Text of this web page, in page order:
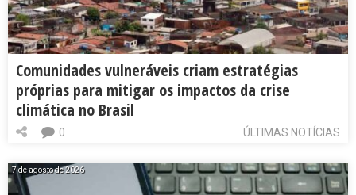
Comunidades vulneráveis criam estratégias
próprias para mitigar os impactos da crise
climática no Brasil
ÚLTIMAS NOTÍCIAS
0
7 de agosto de 2026